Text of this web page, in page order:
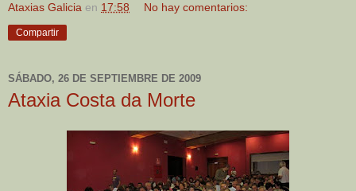
Ataxias Galicia en 17:58 No hay comentarios:
Compartir
SÁBADO, 26 DE SEPTIEMBRE DE 2009
Ataxia Costa da Morte